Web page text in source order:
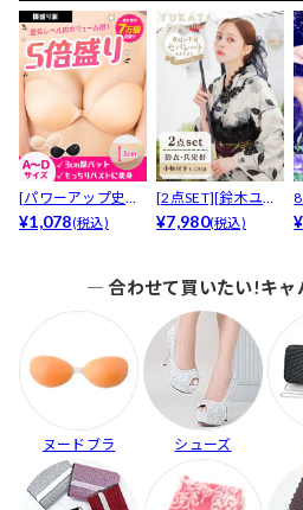
[パワーアップ史上
最強5倍盛りアップ
¥1,078(税込)
[2点SET][鈴木ユリ
ア(baby)...
¥7,980(税込)
― 合わせて買いたい!キャ
ヌードブラ シューズ